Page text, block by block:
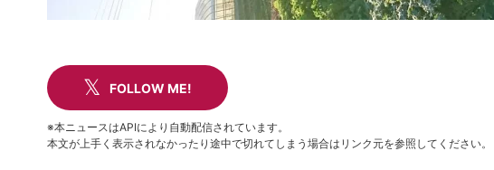
FOLLOW ME!
※本ニュースはAPIにより自動配信されています。
本文が上手く表示されなかったり途中で切れてしまう場合はリンク元を参照してください。